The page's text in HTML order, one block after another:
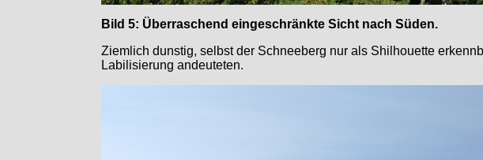
Bild 5: Überraschend eingeschränkte Sicht nach Süden.
Ziemlich dunstig, selbst der Schneeberg nur als Shilhouette
Labilisierung andeuteten.